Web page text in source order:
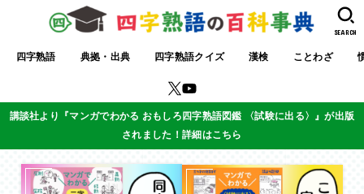
四字熟語 典拠・出典 四字熟語クイズ 漢検 ことわざ
SEARCH
講談社より『マンガでわかる おもしろ四字熟語図鑑 〈試験に出る〉』が出版
されました！詳細はこちら